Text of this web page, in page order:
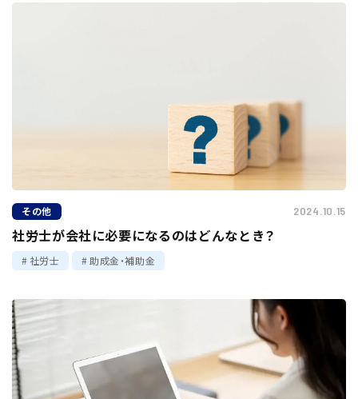
その他 2024.10.15
社労士が会社に必要になるのはどんなとき？
社労士 助成金・補助金